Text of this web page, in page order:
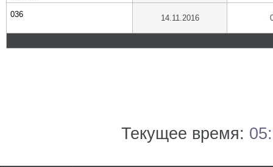
036 14.11.2016
Текущее время: